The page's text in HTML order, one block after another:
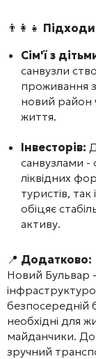
👨‍👩‍👧
Сім'ї з
санвузли
проживання
новий район
життя.
Інвесторів:
санвузлами -
ліквідних
туристів,
обіцяє
активу.
📍 Додатково:
Новий Бульвар
безпосередній
необхідні для
майданчики. До
зручний